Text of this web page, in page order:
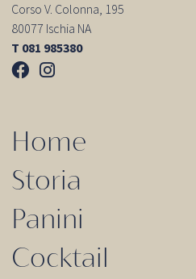
Corso V. Colonna, 195
80077 Ischia NA
T 081 985380
Home
Storia
Panini
Cocktail